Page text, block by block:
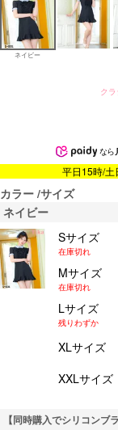
ネイビー
ク
なら
平日15時/土
カラー サイズ
ネイビー
Sサイズ
在庫切れ
Mサイズ
在庫切れ
Lサイズ
残りわずか
XLサイズ
XXLサイズ
【同時購入でシリコンブ